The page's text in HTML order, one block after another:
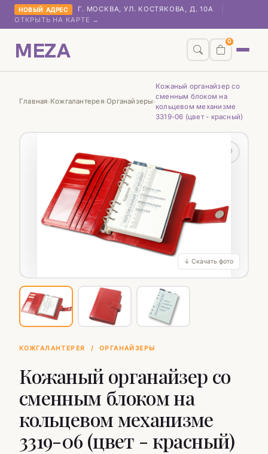
НОВЫЙ АДРЕС Г. МОСКВА, УЛ. КОСТЯКОВА, Д. 10А
ОТКРЫТЬ НА КАРТЕ →
MEZA 0
Главная›Кожгалантерея›Органайзеры›
Кожаный органайзер со
сменным блоком на
кольцевом механизме
3319-06 (цвет - красный)
♡
↓ Скачать фото
КОЖГАЛАНТЕРЕЯ / ОРГАНАЙЗЕРЫ
Кожаный органайзер со
сменным блоком на
кольцевом механизме
3319-06 (цвет - красный)